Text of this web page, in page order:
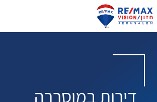
דירות במוסררה